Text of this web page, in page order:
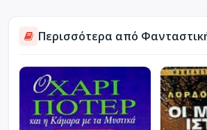
Περισσότερα από